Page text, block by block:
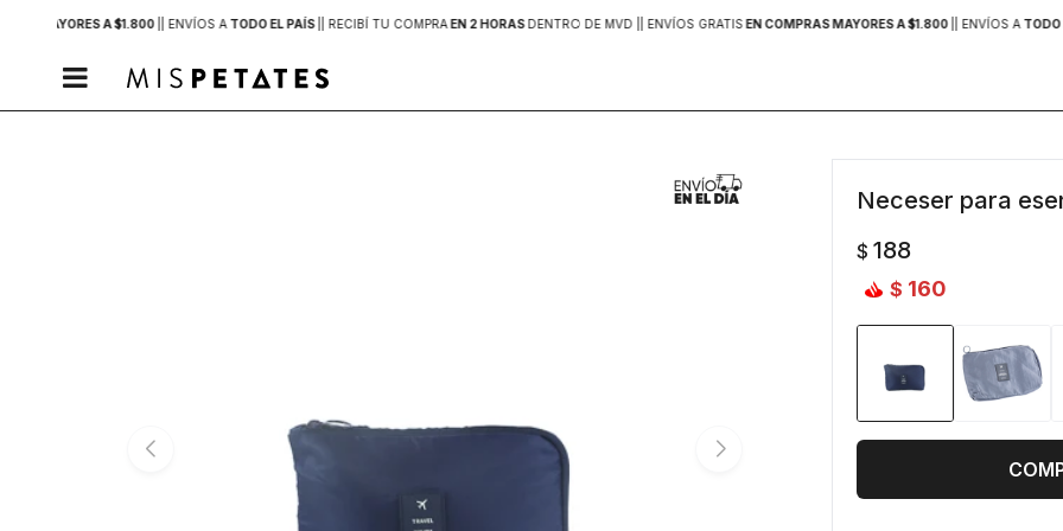
MAYORES A $1.800 | ENVÍOS A TODO EL PAÍS | RECIBÍ TU COMPRAEN 2 HORASDENTRO DE MVD | | ENVÍOS GRATISEN COMPRAS MAYORES A $1.800 | ENVÍOS A TODO

Neceser para
$ 188
$ 160